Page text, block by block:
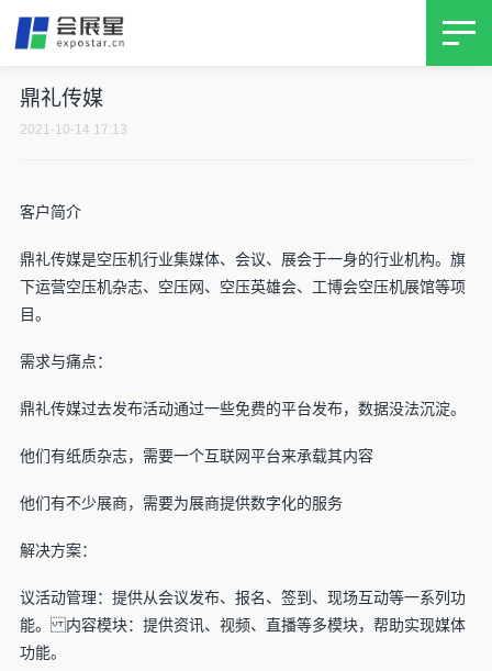
训练营
鼎礼传媒
2021-10-14 17:13
客户简介
鼎礼传媒是空压机行业集媒体、会议、展会于一身的行业机构。旗
下运营空压机杂志、空压网、空压英雄会、工博会空压机展馆等项
目。
需求与痛点：
鼎礼传媒过去发布活动通过一些免费的平台发布，数据没法沉淀。
他们有纸质杂志，需要一个互联网平台来承载其内容
他们有不少展商，需要为展商提供数字化的服务
解决方案：
议活动管理：提供从会议发布、报名、签到、现场互动等一系列功
能。 内容模块：提供资讯、视频、直播等多模块，帮助实现媒体
功能。